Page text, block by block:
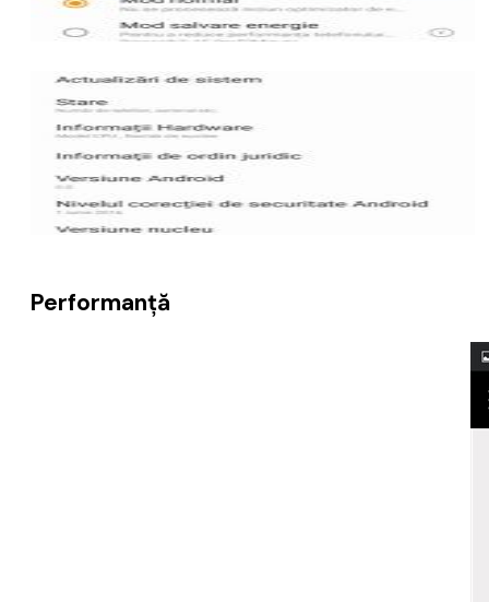
Performanță